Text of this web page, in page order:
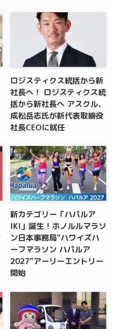
ロジスティクス統括から新
社長へ！ ロジスティクス統
括から新社長へ アスクル、
成松岳志氏が新代表取締役
社長CEOに就任
新カテゴリー「ハパルア
IKI」誕生！ホノルルマラソ
ン日本事務局“ハワイズハ
ーフマラソン ハパルア
2027”アーリーエントリー
開始